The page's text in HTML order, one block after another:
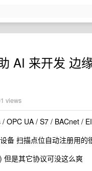
AI 来开发 边
views
OPC UA / S7 / BACnet /
备 扫描点位自动注册用的
但是其它协议可没这么爽